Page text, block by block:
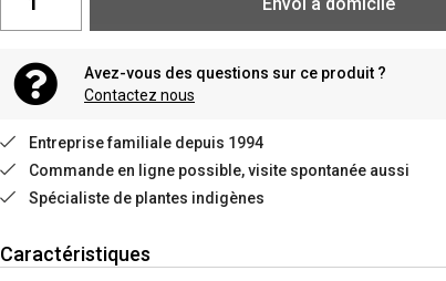
Avez-vous des questions sur ce produit ?
Contactez nous
Entreprise familiale depuis 1994
Commande en ligne possible, visite spontanée aussi
Spécialiste de plantes indigènes
Caractéristiques